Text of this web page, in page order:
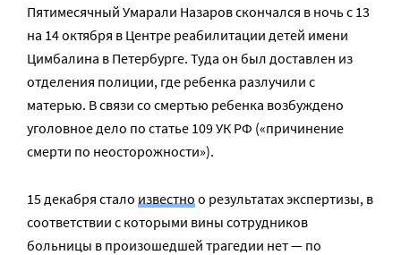
Пятимесячный Умарали Назаров скончался в ночь с 13
на 14 октября в Центре реабилитации детей имени
Цимбалина в Петербурге. Туда он был доставлен из
отделения полиции, где ребенка разлучили с
матерью. В связи со смертью ребенка возбуждено
уголовное дело по статье 109 УК РФ («причинение
смерти по неосторожности»).
15 декабря стало известноо результатах экспертизы, в
соответствии с которыми вины сотрудников
больницы в произошедшей трагедии нет — по